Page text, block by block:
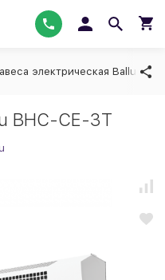
электрическая Ballu
BHC-CE-3T